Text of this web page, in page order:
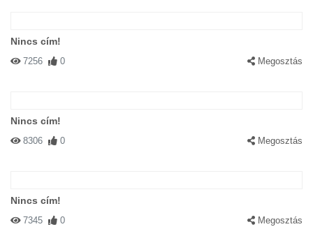
Nincs cím!
7256 0 Megosztás
Nincs cím!
8306 0 Megosztás
Nincs cím!
7345 0 Megosztás